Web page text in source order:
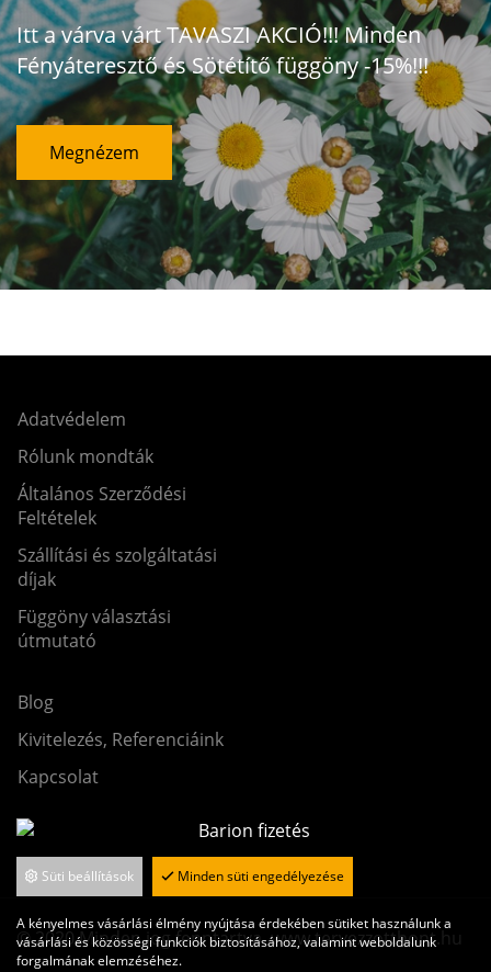
Itt a várva várt TAVASZI AKCIÓ!!! Minden
Fényáteresztő és Sötétítő függöny -15%!!!
Megnézem
Adatvédelem
Rólunk mondták
Általános Szerződési
Feltételek
Szállítási és szolgáltatási
díjak
Függöny választási
útmutató
Blog
Kivitelezés, Referenciáink
Kapcsolat
© 2020 Minden jog fenntartva. www.tervezzotthont.hu
Süti beállítások Minden süti engedélyezése
A kényelmes vásárlási élmény nyújtása érdekében sütiket használunk a
vásárlási és közösségi funkciók biztosításához, valamint weboldalunk
forgalmának elemzéséhez.